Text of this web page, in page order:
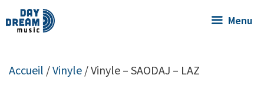
Menu
Accueil /Vinyle / Vinyle – SAODAJ – LAZ